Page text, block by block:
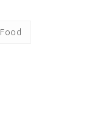
Food